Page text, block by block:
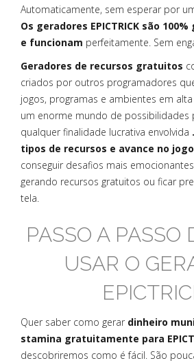
Automaticamente, sem esperar por
Os geradores EPICTRICK são
e funcionam perfeitamente. Sem
Geradores de recursos gratuitos
criados por outros programadores
jogos, programas e ambientes em
um enorme mundo de possibilidades
qualquer finalidade lucrativa envolvida
tipos de recursos e avance no
conseguir desafios mais
gerando recursos gratuitos ou ficar
tela.
PASSO A PASSO
USAR O
Quer saber como gerar dinheiro
stamina gratuitamente para
descobriremos como é fácil. São